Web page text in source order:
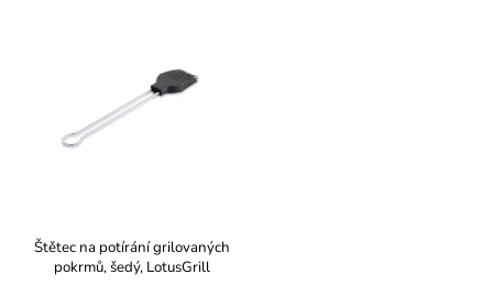
Alfabetycznie
Štětec na potírání grilovaných
pokrmů, šedý, LotusGrill